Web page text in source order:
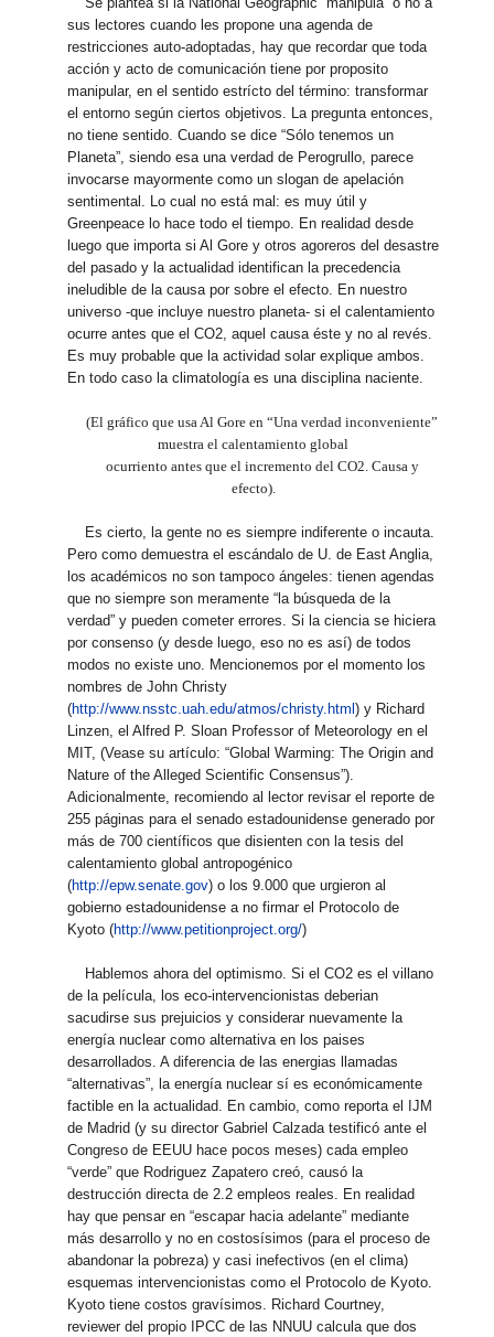
sus lectores cuando les propone una agenda de
restricciones auto-adoptadas, hay que recordar que toda
acción y acto de comunicación tiene por proposito
manipular, en el sentido estrícto del término: transformar
el entorno según ciertos objetivos. La pregunta entonces,
no tiene sentido. Cuando se dice “Sólo tenemos un
Planeta”, siendo esa una verdad de Perogrullo, parece
invocarse mayormente como un slogan de apelación
sentimental. Lo cual no está mal: es muy útil y
Greenpeace lo hace todo el tiempo. En realidad desde
luego que importa si Al Gore y otros agoreros del desastre
del pasado y la actualidad identifican la precedencia
ineludible de la causa por sobre el efecto. En nuestro
universo -que incluye nuestro planeta- si el calentamiento
ocurre antes que el CO2, aquel causa éste y no al revés.
Es muy probable que la actividad solar explique ambos.
En todo caso la climatología es una disciplina naciente.
(El gráfico que usa Al Gore en “Una verdad inconveniente”
muestra el calentamiento global
ocurriento antes que el incremento del CO2. Causa y
efecto).
Es cierto, la gente no es siempre indiferente o incauta.
Pero como demuestra el escándalo de U. de East Anglia,
los académicos no son tampoco ángeles: tienen agendas
que no siempre son meramente “la búsqueda de la
verdad” y pueden cometer errores. Si la ciencia se hiciera
por consenso (y desde luego, eso no es así) de todos
modos no existe uno. Mencionemos por el momento los
nombres de John Christy
(http://www.nsstc.uah.edu/atmos/christy.html) y Richard
Linzen, el Alfred P. Sloan Professor of Meteorology en el
MIT, (Vease su artículo: “Global Warming: The Origin and
Nature of the Alleged Scientific Consensus”).
Adicionalmente, recomiendo al lector revisar el reporte de
255 páginas para el senado estadounidense generado por
más de 700 científicos que disienten con la tesis del
calentamiento global antropogénico
(http://epw.senate.gov) o los 9.000 que urgieron al
gobierno estadounidense a no firmar el Protocolo de
Kyoto (http://www.petitionproject.org/)
Hablemos ahora del optimismo. Si el CO2 es el villano
de la película, los eco-intervencionistas deberian
sacudirse sus prejuicios y considerar nuevamente la
energía nuclear como alternativa en los paises
desarrollados. A diferencia de las energias llamadas
“alternativas”, la energía nuclear sí es económicamente
factible en la actualidad. En cambio, como reporta el IJM
de Madrid (y su director Gabriel Calzada testificó ante el
Congreso de EEUU hace pocos meses) cada empleo
“verde” que Rodriguez Zapatero creó, causó la
destrucción directa de 2.2 empleos reales. En realidad
hay que pensar en “escapar hacia adelante” mediante
más desarrollo y no en costosísimos (para el proceso de
abandonar la pobreza) y casi inefectivos (en el clima)
esquemas intervencionistas como el Protocolo de Kyoto.
Kyoto tiene costos gravísimos. Richard Courtney,
reviewer del propio IPCC de las NNUU calcula que dos